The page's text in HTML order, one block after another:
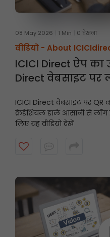
08 May 2026 1 Min 0 देखना
वीडियो - About
ICICI Direct ऐप
Direct वेबसाइट
ICICI Direct वेबसाइट पर
क्रेडेंशियल डाले आसानी से
लिए यह वीडियो देखें